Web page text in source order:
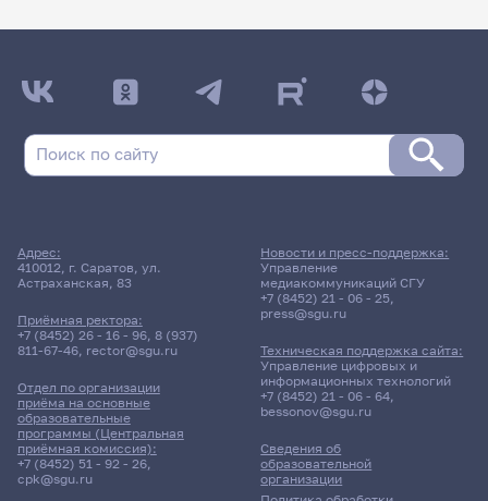
Адрес:
410012, г. Саратов, ул.
Астраханская, 83
Приёмная ректора:
+7 (8452) 26 - 16 - 96, 8 (937)
811-67-46, rector@sgu.ru
Отдел по организации
приёма на основные
образовательные
программы (Центральная
приёмная комиссия):
+7 (8452) 51 - 92 - 26,
cpk@sgu.ru
Сведения об
образовательной
организации
Новости и пресс-поддержка:
Управление
медиакоммуникаций СГУ
+7 (8452) 21 - 06 - 25,
press@sgu.ru
Техническая поддержка сайта:
Управление цифровых и
информационных технологий
+7 (8452) 21 - 06 - 64,
bessonov@sgu.ru